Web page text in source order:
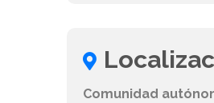
Comunidad